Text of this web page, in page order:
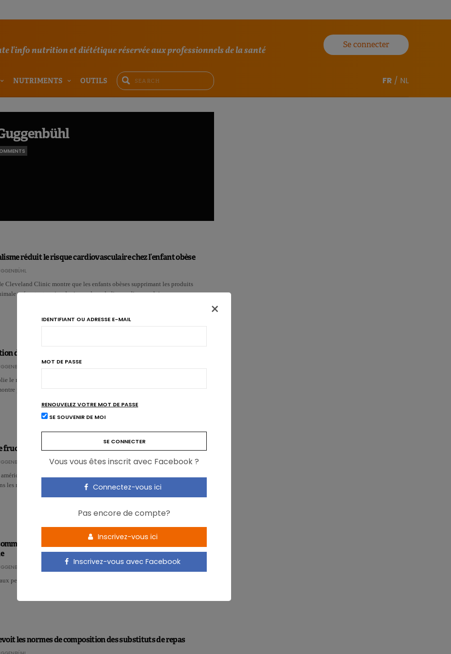
l'info nutrition et diététique réservée aux professionnels de la santé
Se connecter
NUTRIMENTS OUTILS FR / NL
réduit le risque cardiovasculaire chez l’enfant obèse
Cleveland Clinic montre que les enfants obèses supprimant les produits
présentent moins de risque de maladies cardiovasculair…
des cas de campylobactériose en Europe
le rapport concernant les cas d’épidémies de toxi-infections alimentaires en
pour la première fois une stabilisation du nomb…
fructose, moteur de l’insulino-résistance
dénoncent la place excessive des sucres ajoutés, en particulier du
les recommandations américaines, estimant qu’à ce n…
modérée d’alcool réduit le risque d’insuffisance
personnes qui ne boivent pas, celles qui boivent modérément…
les normes de composition des substituts de repas
×
IDENTIFIANT OU ADRESSE E-MAIL
MOT DE PASSE
RENOUVELEZ VOTRE MOT DE PASSE
SE SOUVENIR DE MOI
Vous vous êtes inscrit avec Facebook ?
Connectez-vous ici
Pas encore de compte?
Inscrivez-vous ici
Inscrivez-vous avec Facebook